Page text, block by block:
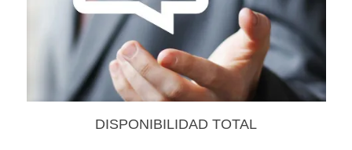
DISPONIBILIDAD TOTAL